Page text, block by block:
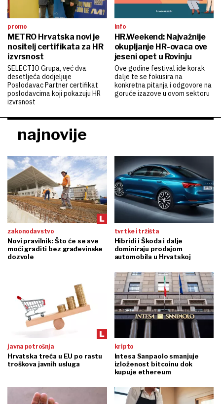
promo
METRO Hrvatska novi je
nositelj certifikata za HR
izvrsnost
SELECTIO Grupa, već dva
desetljeća dodjeljuje
Poslodavac Partner certifikat
poslodavcima koji pokazuju HR
izvrsnost
info
HR.Weekend: Najvažnije
okupljanje HR-ovaca ove
jeseni opet u Rovinju
Ove godine festival ide korak
dalje te se fokusira na
konkretna pitanja i odgovore na
goruće izazove u ovom sektoru
najnovije
zakonodavstvo
Novi pravilnik: Što će se sve
moći graditi bez građevinske
dozvole
tvrtke i tržišta
Hibridi i Škoda i dalje
dominiraju prodajom
automobila u Hrvatskoj
javna potrošnja
Hrvatska treća u EU po rastu
troškova javnih usluga
kripto
Intesa Sanpaolo smanjuje
izloženost bitcoinu dok
kupuje ethereum